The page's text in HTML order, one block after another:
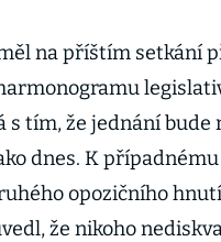
na příštím setkání
s tím, že jednání bude
dnes. K
opozičního hnutí
že nikoho